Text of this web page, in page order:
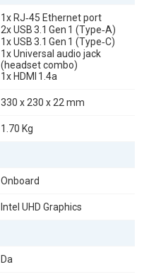
1x RJ‑45 Ethernet port
2x USB 3.1 Gen 1 (Type‑A)
1x USB 3.1 Gen 1 (Type‑C)
1x Universal audio jack
(headset combo)
1x HDMI 1.4a
330 x 230 x 22 mm
1.70 Kg
Onboard
Intel UHD Graphics
Da